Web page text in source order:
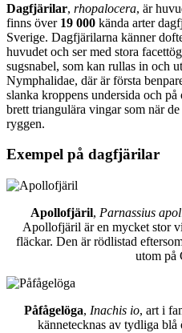
Dagfjärilar, rhopalocera, är
finns över 19 000 kända arter
Sverige. Dagfjärilarna känner
huvudet och ser med stora
sugsnabel, som kan rullas in och
Nymphalidae, där är första
slanka kroppens undersida och
brett triangulära vingar som när
ryggen.
Exempel på dagfjärilar
Apollofjäril, Parnassius
Apollofjäril är en mycket stor
fläckar. Den är rödlistad
utom på
Påfågelöga, Inachis io, art i
kännetecknas av tydliga